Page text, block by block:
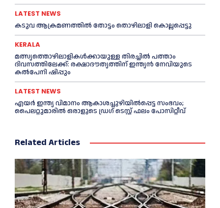
LATEST NEWS
കടുവ ആക്രമണത്തില്‍ തോട്ടം തൊഴിലാളി കൊല്ലപ്പെട്ടു
KERALA
മത്സ്യത്തൊഴിലാളികള്‍ക്കായുള്ള തിരച്ചില്‍ പത്താം
ദിവസത്തിലേക്ക്: രക്ഷാദൗത്യത്തിന് ഇന്ത്യൻ നേവിയുടെ
കല്‍പേനി ഷിപ്പും
LATEST NEWS
എയര്‍ ഇന്ത്യ വിമാനം ആകാശച്ചുഴിയില്‍പ്പെട്ട സംഭവം;
പൈലറ്റുമാരില്‍ ഒരാളുടെ ഡ്രഗ് ടെസ്റ്റ് ഫലം പോസിറ്റീവ്
Related Articles